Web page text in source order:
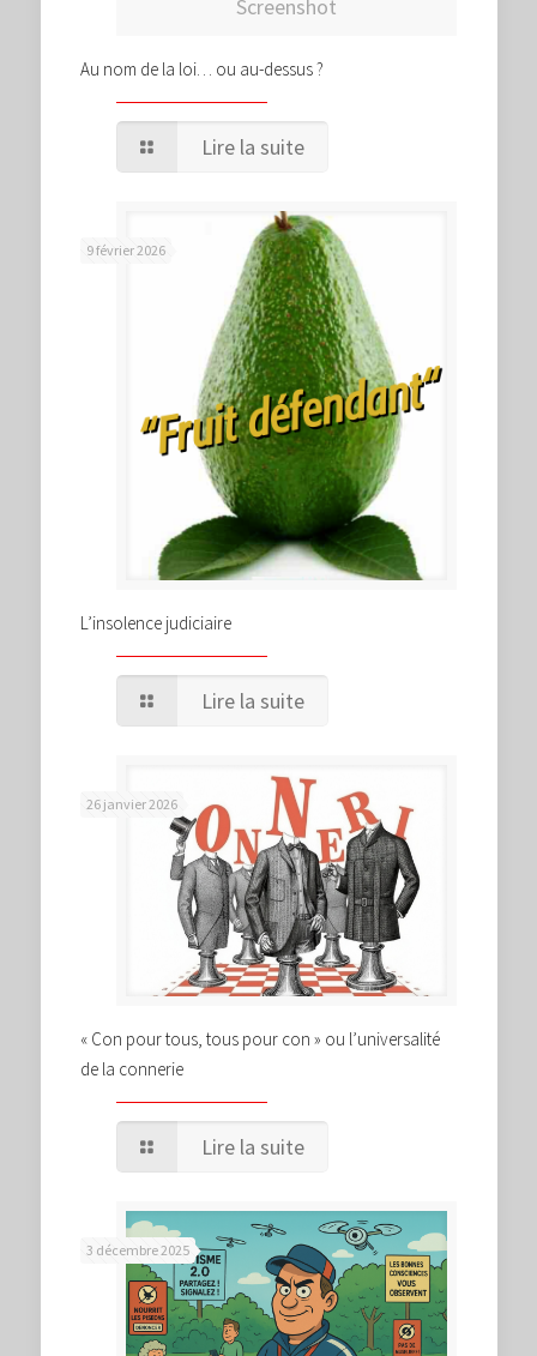
Screenshot
Au nom de la loi… ou au-dessus ?
Lire la suite
9 février 2026
L’insolence judiciaire
Lire la suite
26 janvier 2026
« Con pour tous, tous pour con » ou l’universalité
de la connerie
Lire la suite
3 décembre 2025